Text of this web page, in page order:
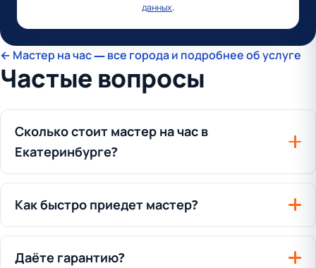
данных.
← Мастер на час — все города и подробнее об услуге
Частые вопросы
Сколько стоит мастер на час в
Екатеринбурге?
Как быстро приедет мастер?
Даёте гарантию?